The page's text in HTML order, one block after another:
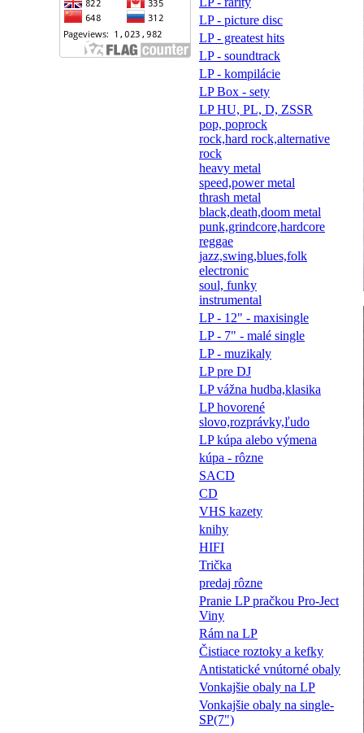
LP - picture disc
LP - greatest hits
LP - soundtrack
LP - kompilácie
LP Box - sety
LP HU, PL, D, ZSSR
pop, poprock
rock,hard rock,alternative
rock
heavy metal
speed,power metal
thrash metal
black,death,doom metal
punk,grindcore,hardcore
reggae
jazz,swing,blues,folk
electronic
soul, funky
instrumental
LP - 12" - maxisingle
LP - 7" - malé single
LP - muzikaly
LP pre DJ
LP vážna hudba,klasika
LP hovorené
slovo,rozprávky,ľudo
LP kúpa alebo výmena
kúpa - rôzne
SACD
CD
VHS kazety
knihy
HIFI
Trička
predaj rôzne
Pranie LP pračkou Pro-Ject
Viny
Rám na LP
Čistiace roztoky a kefky
Antistatické vnútorné obaly
Vonkajšie obaly na LP
Vonkajšie obaly na single-
SP(7")